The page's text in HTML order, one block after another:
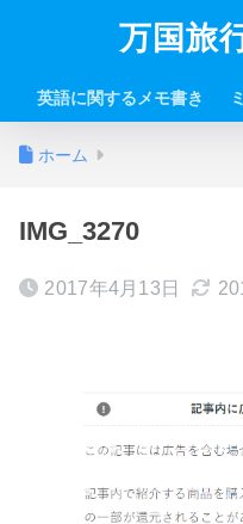
万国旅
英語に関するメモ書き
ホーム
IMG_3270
2017年4月13日